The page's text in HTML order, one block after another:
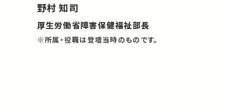
野村 知司
厚生労働省障害保健福祉部長
※所属・役職は登壇当時のものです。